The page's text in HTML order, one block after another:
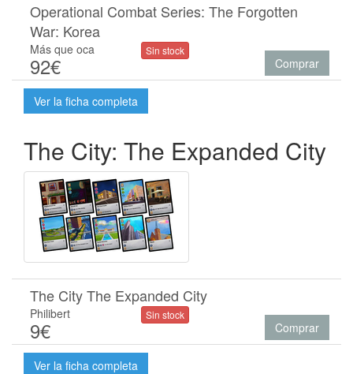
Operational Combat Series: The Forgotten
War: Korea
Más que oca
92€
Sin stock
Comprar
Ver la ficha completa
The City: The Expanded City
The City The Expanded City
Philibert
9€
Sin stock
Comprar
Ver la ficha completa